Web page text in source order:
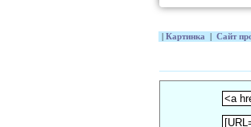
Картинка Сайт